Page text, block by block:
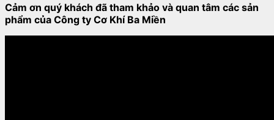
Cảm ơn quý khách đã tham khảo và quan tâm các sản
phẩm của Công ty Cơ Khí Ba Miền